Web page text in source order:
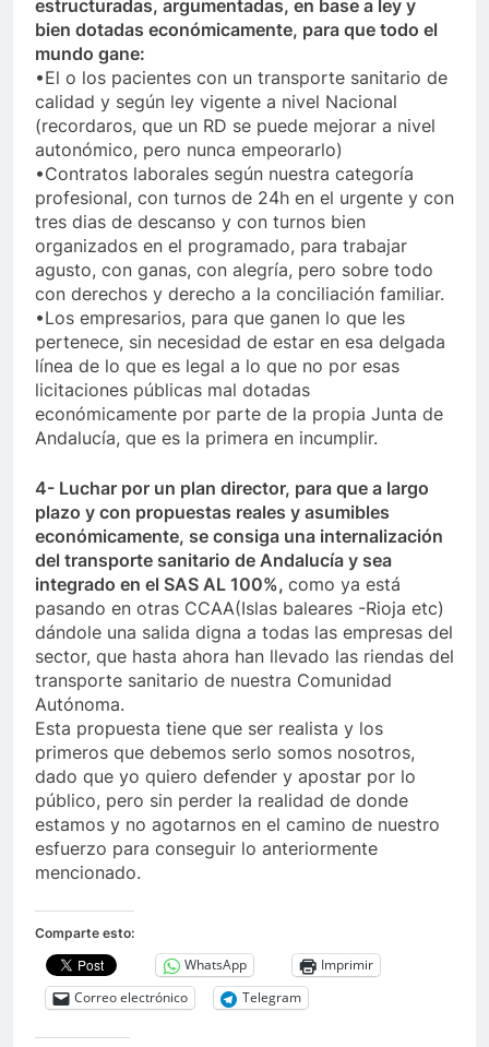
estructuradas, argumentadas, en base a ley y
bien dotadas económicamente, para que todo el
mundo gane:
•El o los pacientes con un transporte sanitario de
calidad y según ley vigente a nivel Nacional
(recordaros, que un RD se puede mejorar a nivel
autonómico, pero nunca empeorarlo)
•Contratos laborales según nuestra categoría
profesional, con turnos de 24h en el urgente y con
tres dias de descanso y con turnos bien
organizados en el programado, para trabajar
agusto, con ganas, con alegría, pero sobre todo
con derechos y derecho a la conciliación familiar.
•Los empresarios, para que ganen lo que les
pertenece, sin necesidad de estar en esa delgada
línea de lo que es legal a lo que no por esas
licitaciones públicas mal dotadas
económicamente por parte de la propia Junta de
Andalucía, que es la primera en incumplir.
4- Luchar por un plan director, para que a largo
plazo y con propuestas reales y asumibles
económicamente, se consiga una internalización
del transporte sanitario de Andalucía y sea
integrado en el SAS AL 100%, como ya está
pasando en otras CCAA(Islas baleares -Rioja etc)
dándole una salida digna a todas las empresas del
sector, que hasta ahora han llevado las riendas del
transporte sanitario de nuestra Comunidad
Autónoma.
Esta propuesta tiene que ser realista y los
primeros que debemos serlo somos nosotros,
dado que yo quiero defender y apostar por lo
público, pero sin perder la realidad de donde
estamos y no agotarnos en el camino de nuestro
esfuerzo para conseguir lo anteriormente
mencionado.
Comparte esto:
WhatsApp
Imprimir
Correo electrónico
Telegram